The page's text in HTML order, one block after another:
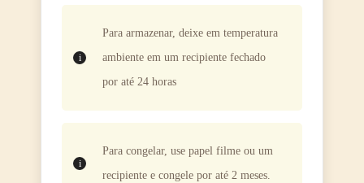
Para armazenar, deixe em temperatura
ambiente em um recipiente fechado
por até 24 horas
Para congelar, use papel filme ou um
recipiente e congele por até 2 meses.